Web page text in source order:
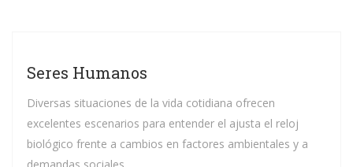
Seres Humanos
Diversas situaciones de la vida cotidiana ofrecen
excelentes escenarios para entender el ajusta el reloj
biológico frente a cambios en factores ambientales y a